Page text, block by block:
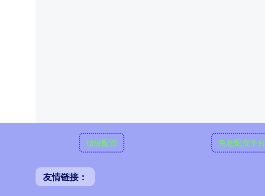
顶级配资 免息配资平台
友情链接：